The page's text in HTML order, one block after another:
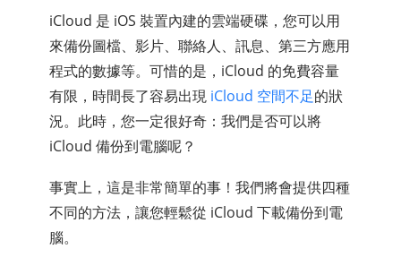
iCloud 是 iOS 裝置內建的雲端硬碟，您可以用
來備份圖檔、影片、聯絡人、訊息、第三方應用
程式的數據等。可惜的是，iCloud 的免費容量
有限，時間長了容易出現 iCloud 空間不足的狀
況。此時，您一定很好奇：我們是否可以將
iCloud 備份到電腦呢？
事實上，這是非常簡單的事！我們將會提供四種
不同的方法，讓您輕鬆從 iCloud 下載備份到電
腦。